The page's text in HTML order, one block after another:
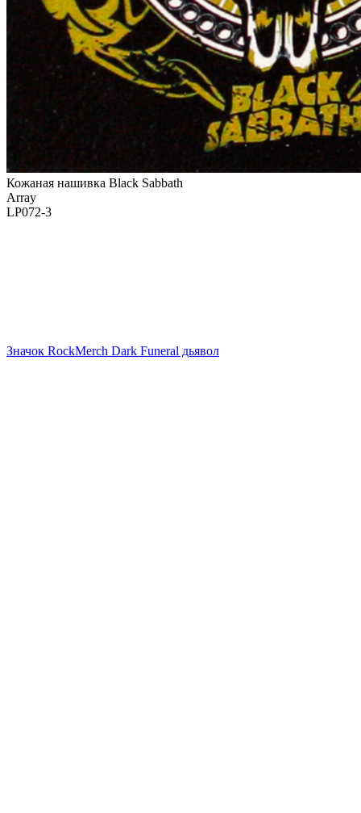
Кожаная нашивка Black Sabbath
Array
LP072-3
Значок RockMerch Dark Funeral дьявол